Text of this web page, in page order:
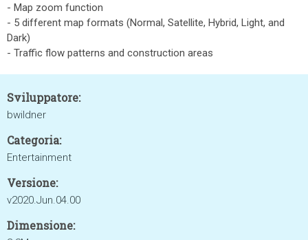
- Map zoom function
- 5 different map formats (Normal, Satellite, Hybrid, Light, and
Dark)
- Traffic flow patterns and construction areas
Sviluppatore:
bwildner
Categoria:
Entertainment
Versione:
v2020.Jun.04.00
Dimensione: